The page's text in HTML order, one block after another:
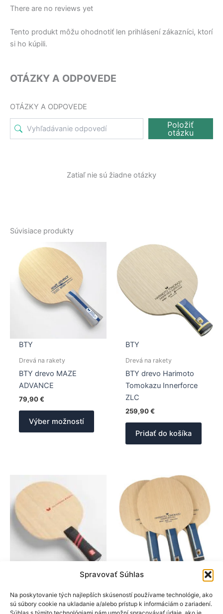
Spravovať Súhlas
Na poskytovanie tých najlepších skúseností používame technológie, ako
sú súbory cookie na ukladanie a/alebo prístup k informáciám o zariadení.
There are no reviews yet
Tento produkt môžu ohodnotiť len prihlásení zákazníci, ktorí
si ho kúpili.
OTÁZKY A ODPOVEDE
OTÁZKY A ODPOVEDE
Položiť
otázku
Zatiaľ nie sú žiadne otázky
Súvisiace produkty
BTY
Drevá na rakety
BTY drevo MAZE
ADVANCE
79,90€
Výber možností
Tento
BTY
Drevá na rakety
BTY drevo Harimoto
Tomokazu Innerforce
ZLC
259,90€
Pridať do košíka
Drevá na rakety
BTY drevo Boll
BTY
Drevá na rakety
BTY drevo OFF